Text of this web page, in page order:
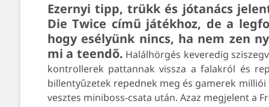
Ezernyi tipp, trükk és jótanács
Die Twice című játékhoz, de a
hogy esélyünk nincs, ha nem zen
mi a teendő. Halálhörgés keveredig
kontrollerek pattannak vissza a falakról és
billentyűzetek repednek meg és gamerek
vesztes miniboss-csata után. Azaz megjelent a